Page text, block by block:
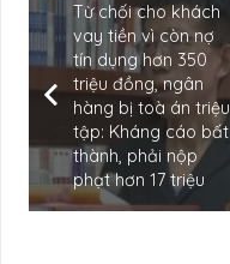
Từ chối cho khách
vay tiền vì còn nợ
tín dụng hơn 350
triệu đồng, ngân
hàng bị toà án triệu
tập: Kháng cáo bất
thành, phải nộp
phạt hơn 17 triệu